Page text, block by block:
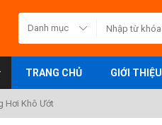
TRANG CHỦ GIỚI THIỆU
Hơi Khô Ướt